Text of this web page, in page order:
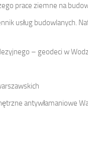
prace ziemne na
usług budowlanych.
– geodeci w
antywłamaniowe